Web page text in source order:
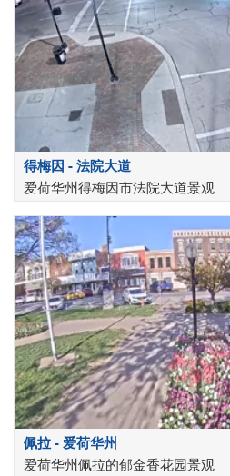
得梅因 - 法院大道
爱荷华州得梅因市法院大道景观
佩拉 - 爱荷华州
爱荷华州佩拉的郁金香花园景观